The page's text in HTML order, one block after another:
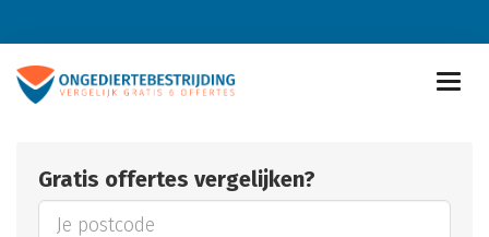
Gratis offertes vergelijken?